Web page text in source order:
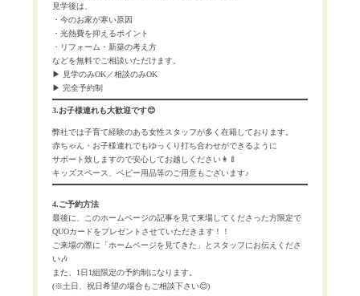
見学後は、
・今のお家が寒い原因
・光熱費を抑えるポイント
・リフォーム・新築の考え方
などを無料でご相談いただけます。
▶ 見学のみOK／相談のみOK
▶ 完全予約制
3.お子様連れも大歓迎です😊
弊社では子育て経験のある女性スタッフが多く在籍しております。
赤ちゃん・お子様連れでもゆっくり打ち合わせができるように
サポート致しますので安心してお越しください👩‍🍼
キッズスペース、ベビー用品等のご用意もございます♪
4.ご予約方法
最後に、このホームページの記事を見て来場してくださった方限定で
QUOカードをプレゼントさせていただきます！！
ご来場の際に「ホームページを見てきた」とスタッフにお伝えくださ
い🎶
また、1日1組限定の予約制になります。
(※土日、祝日希望の場合もご相談下さい😊)